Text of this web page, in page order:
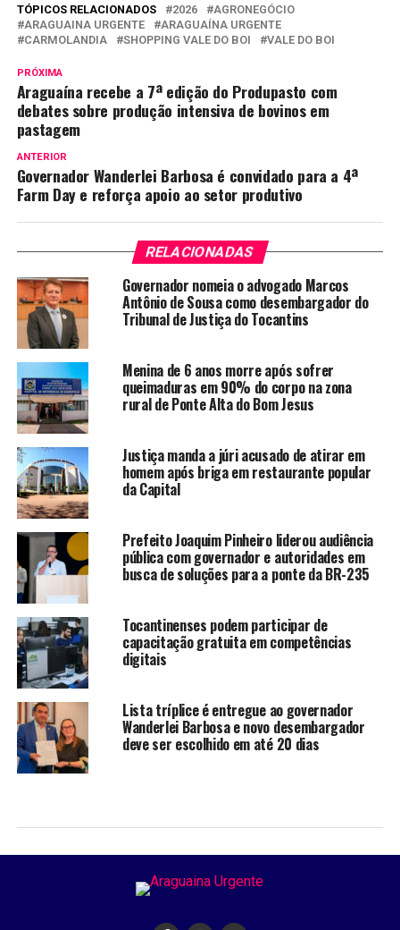
TÓPICOS RELACIONADOS 2026
AGRONEGÓCIO
ARAGUAINA URGENTE
ARAGUAÍNA URGENTE
CARMOLANDIA
SHOPPING VALE DO BOI VALE DO BOI
PRÓXIMA
Araguaína recebe a 7ª edição do Produpasto com
debates sobre produção intensiva de bovinos em
pastagem
ANTERIOR
Governador Wanderlei Barbosa é convidado para a 4ª
Farm Day e reforça apoio ao setor produtivo
RELACIONADAS
Governador nomeia o advogado Marcos
Antônio de Sousa como desembargador do
Tribunal de Justiça do Tocantins
Menina de 6 anos morre após sofrer
queimaduras em 90% do corpo na zona
rural de Ponte Alta do Bom Jesus
Justiça manda a júri acusado de atirar em
homem após briga em restaurante popular
da Capital
Prefeito Joaquim Pinheiro liderou audiência
pública com governador e autoridades em
busca de soluções para a ponte da BR-235
Tocantinenses podem participar de
capacitação gratuita em competências
digitais
Lista tríplice é entregue ao governador
Wanderlei Barbosa e novo desembargador
deve ser escolhido em até 20 dias